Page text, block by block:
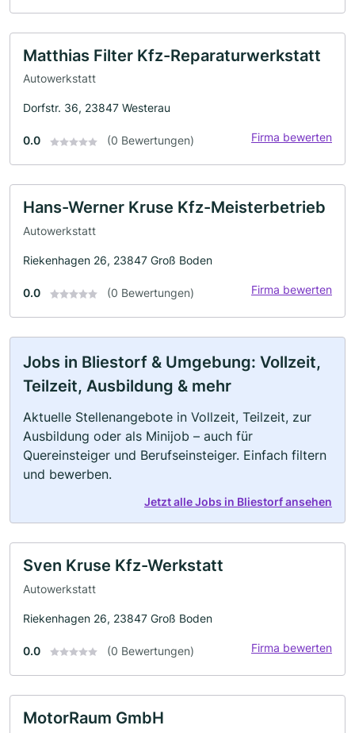
Matthias Filter Kfz-Reparaturwerkstatt
Autowerkstatt
Dorfstr. 36, 23847 Westerau
0.0 (0 Bewertungen) Firma bewerten
Hans-Werner Kruse Kfz-Meisterbetrieb
Autowerkstatt
Riekenhagen 26, 23847 Groß Boden
0.0 (0 Bewertungen) Firma bewerten
Jobs in Bliestorf & Umgebung: Vollzeit,
Teilzeit, Ausbildung & mehr
Aktuelle Stellenangebote in Vollzeit, Teilzeit, zur
Ausbildung oder als Minijob – auch für
Quereinsteiger und Berufseinsteiger. Einfach filtern
und bewerben.
Jetzt alle Jobs in Bliestorf ansehen
Sven Kruse Kfz-Werkstatt
Autowerkstatt
Riekenhagen 26, 23847 Groß Boden
0.0 (0 Bewertungen) Firma bewerten
MotorRaum GmbH